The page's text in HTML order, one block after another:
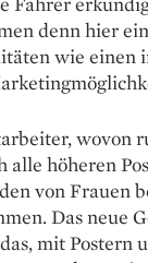
denn hier
wie einen
wovon
alle höheren
von Frauen
Das neue
mit Postern